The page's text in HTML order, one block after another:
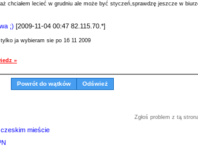
chciałem lecieć w grudniu ale może być styczeń,sprawdzę jeszcze w
;) [2009-11-04 00:47 82.115.70.*]
ja wybieram sie po 16 11 2009
»
Powrót do wątków Odśwież
Zgłoś problem z tą
mieście